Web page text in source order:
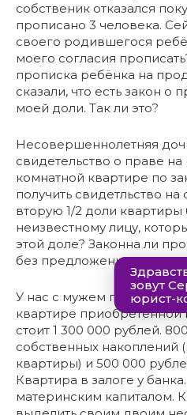
собственик отказался
прописано 3 человека.
своего родившегося
моего согласия
прописка ребёнка на
сказали, что есть закон о
моей доли. Так ли это?
Несовершеннолетняя
свидетельство о праве на
комнатной квартире по
получить свидетльство на
вторую 1/2 доли
неизвестному лицу,
этой доле? Законна ли
без предложения внучке
У нас с мужем по 1/2 доли
квартире приобретённой
стоит 1 300 000 рублей.
собственных накоплений
квартиры) и 500 000
Квартира в залоге у
материнским капиталом.